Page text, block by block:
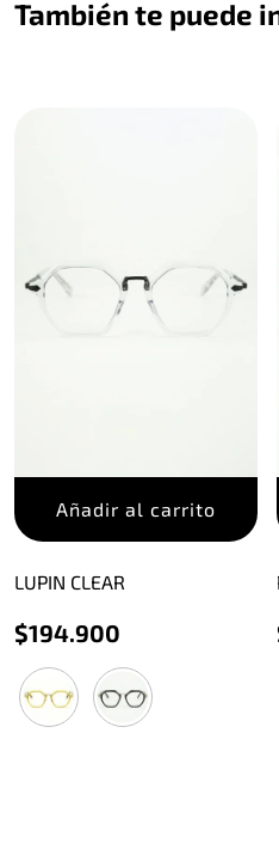
También te puede
Añadir al carrito
LUPIN CLEAR
$194.900